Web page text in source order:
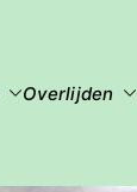
Overlijden